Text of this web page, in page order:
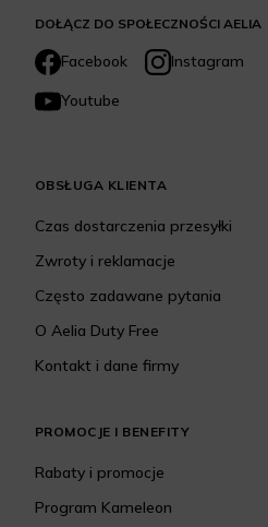
DOŁĄCZ DO SPOŁECZNOŚCI AELIA
Facebook
Instagram
Youtube
OBSŁUGA KLIENTA
Czas dostarczenia przesyłki
Zwroty i reklamacje
Często zadawane pytania
O Aelia Duty Free
Kontakt i dane firmy
PROMOCJE I BENEFITY
Rabaty i promocje
Program Kameleon